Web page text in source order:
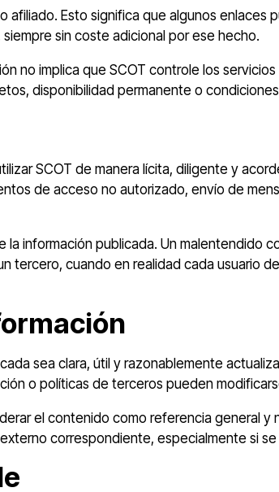
Esto significa que algunos enlaces
sin coste adicional por ese hecho.
no implica que SCOT controle los
disponibilidad permanente o
SCOT de manera lícita, diligente y
de acceso no autorizado, envío de
la información publicada. Un malentendido
tercero, cuando en realidad cada usuario
sea clara, útil y razonablemente
o políticas de terceros pueden
el contenido como referencia general
correspondiente, especialmente si